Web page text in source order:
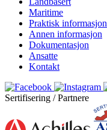
Maritime
Praktisk informasjon
Annen informasjon
Dokumentasjon
Ansatte
Kontakt
Sertifisering / Partnere